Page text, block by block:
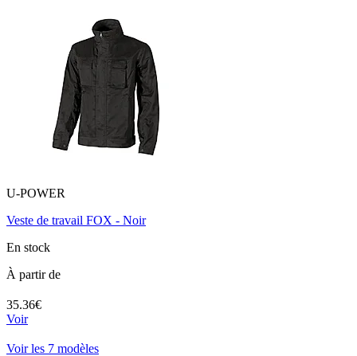
U-POWER
Veste de travail FOX - Noir
En stock
À partir de
35.36€
Voir
Voir les 7 modèles